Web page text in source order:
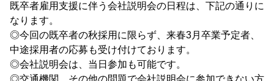
既卒者雇用支援に伴う会社説明会の日程は、下記の通りに
なります。
◎今回の既卒者の秋採用に限らず、来春3月卒業予定者、
中途採用者の応募も受け付けております。
◎会社説明会は、当日参加も可能です。
◎交通機関、その他の問題で会社説明会に参加できない方